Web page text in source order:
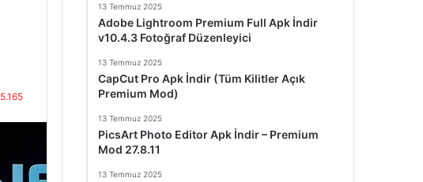
5.165
13 Temmuz 2025
Adobe Lightroom Premium Full Apk İndir
v10.4.3 Fotoğraf Düzenleyici
13 Temmuz 2025
CapCut Pro Apk İndir (Tüm Kilitler Açık
Premium Mod)
13 Temmuz 2025
PicsArt Photo Editor Apk İndir – Premium
Mod 27.8.11
13 Temmuz 2025